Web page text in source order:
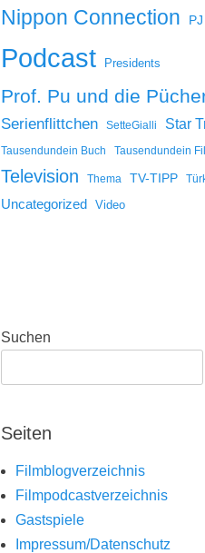
Nippon Connection
Podcast Presidents
Prof. Pu und die
Serienflittchen SetteGialli Star
Tausendundein Buch Tausendundein
Television Thema TV-TIPP
Uncategorized Video
Suchen
Seiten
Filmblogverzeichnis
Filmpodcastverzeichnis
Gastspiele
Impressum/Datenschutz